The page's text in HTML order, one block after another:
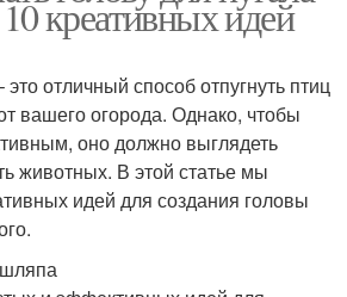
креативных идей
отличный способ отпугнуть птиц
вашего огорода. Однако, чтобы
оно должно выглядеть
животных. В этой статье мы
идей для создания головы